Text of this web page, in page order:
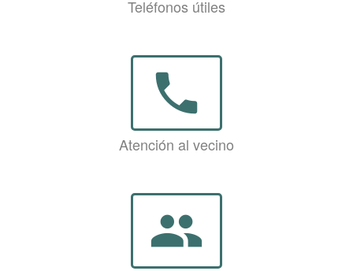
Teléfonos útiles
phone
Atención al vecino
group